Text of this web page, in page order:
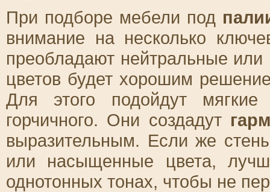
При подборе мебели под
внимание на несколько
преобладают нейтральные или
цветов будет хорошим
Для этого подойдут мягкие
горчичного. Они создадут
выразительным. Если же
или насыщенные цвета,
однотонных тонах, чтобы не